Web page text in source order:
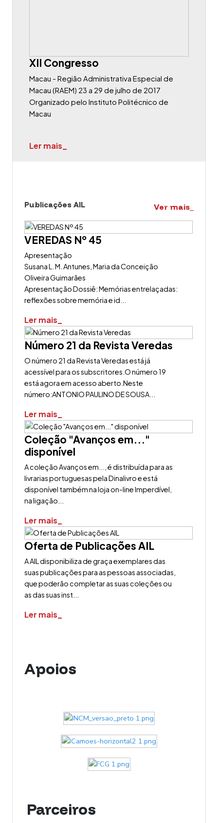
XII Congresso
Macau - Região Administrativa Especial de
Macau (RAEM) 23 a 29 de julho de 2017
Organizado pelo Instituto Politécnico de
Macau
Ler mais_
Publicações AIL Ver mais_
VEREDAS Nº 45
Apresentação
Susana L. M. Antunes, Maria da Conceição
Oliveira Guimarães
Apresentação Dossiê: Memórias entrelaçadas:
reflexões sobre memória e id...
Ler mais_
Número 21 da Revista Veredas
O número 21 da Revista Veredas está já
acessível para os subscritores.O número 19
está agora em acesso aberto.Neste
número:ANTONIO PAULINO DE SOUSA...
Ler mais_
Coleção "Avanços em..."
disponível
A coleção Avanços em..., é distribuída para as
livrarias portuguesas pela Dinalivro e está
disponível também na loja on-line Imperdível,
na ligação...
Ler mais_
Oferta de Publicações AIL
A AIL disponibiliza de graça exemplares das
suas publicações para as pessoas associadas,
que poderão completar as suas coleções ou
as das suas inst...
Ler mais_
Apoios
Parceiros